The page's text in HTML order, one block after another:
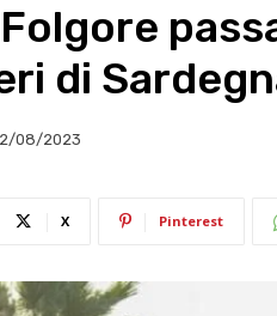
di
08/2023
X Pinterest